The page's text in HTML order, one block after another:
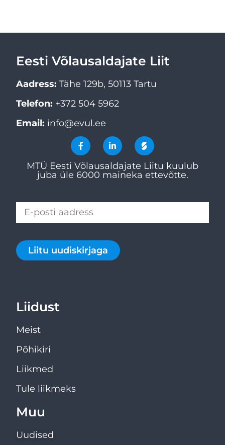
Eesti Võlausaldajate Liit
Aadress: Tähe 129b, 50113 Tartu
Telefon: +372 504 5962
Email: info@evul.ee
MTÜ Eesti Võlausaldajate Liitu kuulub
juba üle 6000 maineka ettevõtte.
Liitu uudiskirjaga
Liidust
Meist
Põhikiri
Liikmed
Tule liikmeks
Muu
Uudised